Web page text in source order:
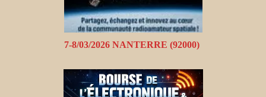
7-8/03/2026 NANTERRE (92000)